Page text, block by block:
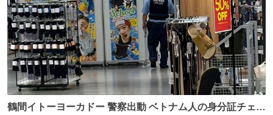
鶴間イトーヨーカドー 警察出動 ベトナム人の身分証チェッ